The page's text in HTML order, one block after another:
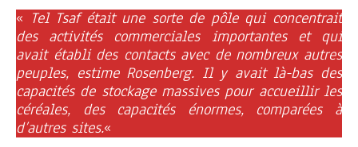
« Tel Tsaf était une sorte de pôle qui concentrait
des activités commerciales importantes et qui
avait établi des contacts avec de nombreux autres
peuples, estime Rosenberg. Il y avait là-bas des
capacités de stockage massives pour accueillir les
céréales, des capacités énormes, comparées à
d’autres sites.«